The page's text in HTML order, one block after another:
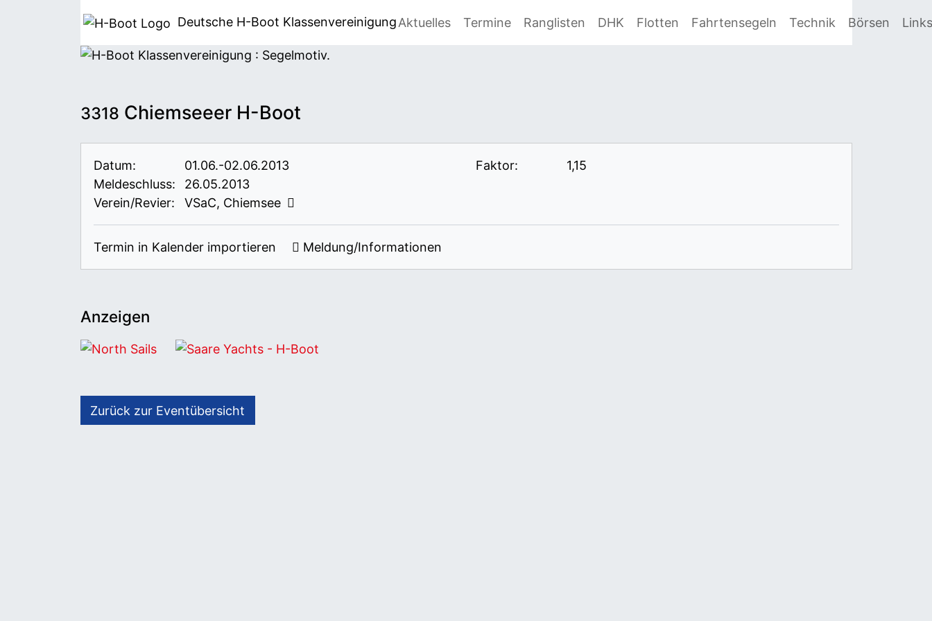
Deutsche H-Boot KlassenvereinigungAktuelles Termine Ranglisten DHK Flotten Fahrtensegeln Technik Börsen Links
3318 Chiemseeer H-Boot
Datum:
01.06.-02.06.2013
Meldeschluss:
26.05.2013
Verein/Revier:
VSaC, Chiemsee
Faktor: 1,15
Termin in Kalender importieren Meldung/Informationen
Anzeigen
Zurück zur Eventübersicht